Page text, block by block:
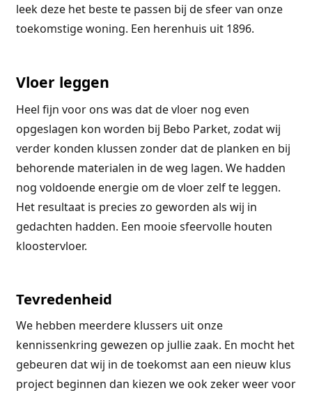
leek deze het beste te passen bij de sfeer van onze
toekomstige woning. Een herenhuis uit 1896.
Vloer leggen
Heel fijn voor ons was dat de vloer nog even
opgeslagen kon worden bij Bebo Parket, zodat wij
verder konden klussen zonder dat de planken en bij
behorende materialen in de weg lagen. We hadden
nog voldoende energie om de vloer zelf te leggen.
Het resultaat is precies zo geworden als wij in
gedachten hadden. Een mooie sfeervolle houten
kloostervloer.
Tevredenheid
We hebben meerdere klussers uit onze
kennissenkring gewezen op jullie zaak. En mocht het
gebeuren dat wij in de toekomst aan een nieuw klus
project beginnen dan kiezen we ook zeker weer voor